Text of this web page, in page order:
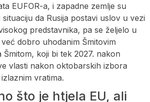
EUFOR-a, i zapadne zemlje su
situaciju da Rusija postavi uslov u vezi
predstavnika, pa se željelo u
dobro uhodanim Šmitovim
Šmitom, koji bi tek 2027. nakon
vlasti nakon oktobarskih izbora
vratima.
što je htjela EU, ali